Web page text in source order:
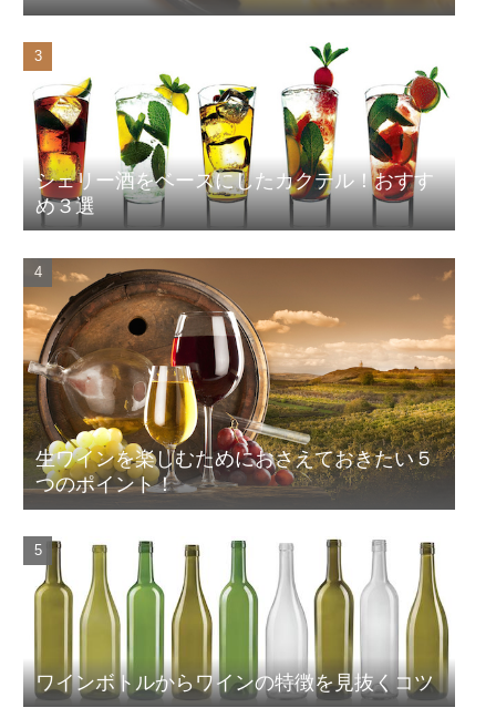
シェリー酒をベースにしたカクテル！おすす
め３選
生ワインを楽しむためにおさえておきたい５
つのポイント！
ワインボトルからワインの特徴を見抜くコツ